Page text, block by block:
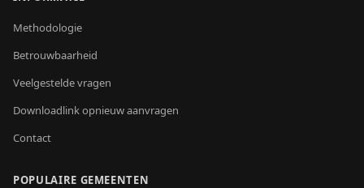
Methodologie
Betrouwbaarheid
Veelgestelde vragen
Downloadlink opnieuw aanvragen
Contact
POPULAIRE GEMEENTEN